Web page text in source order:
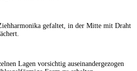
gefaltet, in der Mitte mit Draht
Lagen vorsichtig auseinandergezogen